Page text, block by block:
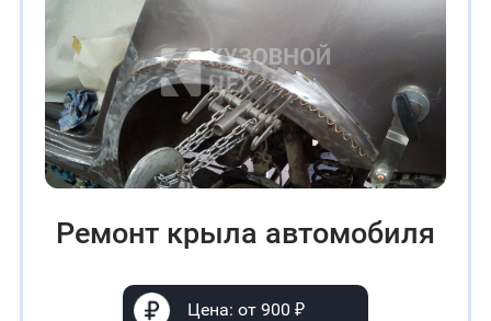
Ремонт крыла автомобиля
Цена: от 900 ₽